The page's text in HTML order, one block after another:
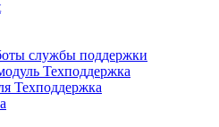
службы поддержки
Техподдержка
Техподдержка